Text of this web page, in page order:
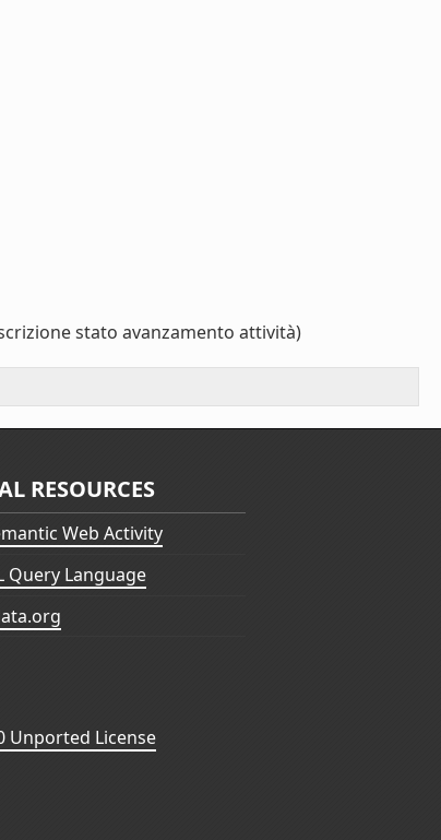
stato avanzamento attività)
RESOURCES
Web Activity
Query Language
Unported License